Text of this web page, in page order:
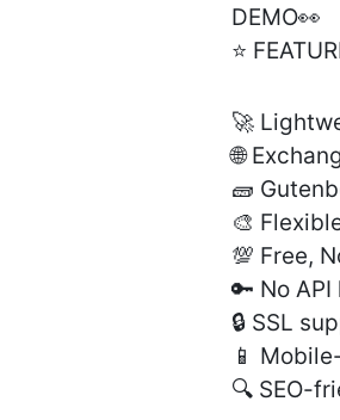
DEMO👀
⭐️
🚀
🌐
🧱
🎨
💯 Free,
🔑 No
🔒 SSL
📱
🔍 SEO-